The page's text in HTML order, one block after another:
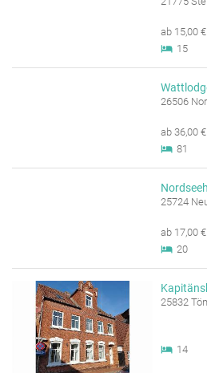
ab 15,00 €
15
26506
ab 36,00 €
81
25724
ab 17,00 €
20
25832
14